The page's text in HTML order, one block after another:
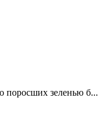
поросших зеленью б...